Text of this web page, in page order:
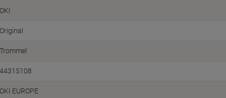
OKI
Original
Trommel
44315108
OKI EUROPE